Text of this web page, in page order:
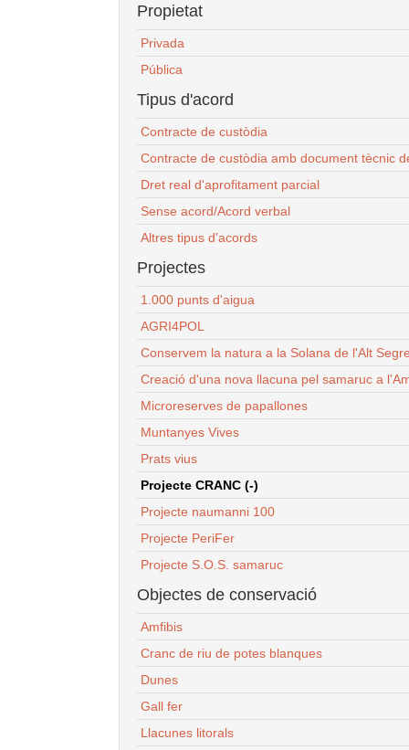
Propietat
Privada
Pública
Tipus d'acord
Contracte de custòdia
Contracte de custòdia amb document tècnic
Dret real d'aprofitament parcial
Sense acord/Acord verbal
Altres tipus d'acords
Projectes
1.000 punts d'aigua
AGRI4POL
Conservem la natura a la Solana de l'Alt
Creació d'una nova llacuna pel samaruc a
Microreserves de papallones
Muntanyes Vives
Prats vius
Projecte CRANC (-)
Projecte naumanni 100
Projecte PeriFer
Projecte S.O.S. samaruc
Objectes de conservació
Amfibis
Cranc de riu de potes blanques
Dunes
Gall fer
Llacunes litorals